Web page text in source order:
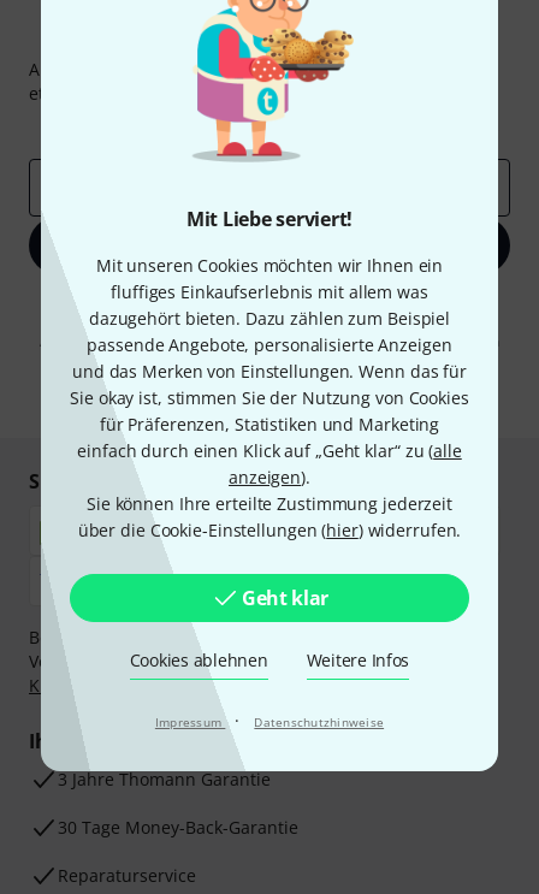
Mit Liebe serviert!
Mit unseren Cookies möchten wir Ihnen ein
fluffiges Einkaufserlebnis mit allem was
dazugehört bieten. Dazu zählen zum Beispiel
passende Angebote, personalisierte Anzeigen
und das Merken von Einstellungen. Wenn das für
Sie okay ist, stimmen Sie der Nutzung von Cookies
für Präferenzen, Statistiken und Marketing
einfach durch einen Klick auf „Geht klar“ zu (alle
anzeigen).
Sie können Ihre erteilte Zustimmung jederzeit
über die Cookie-Einstellungen (hier) widerrufen.
Geht klar
Cookies ablehnen Weitere Infos
Impressum · Datenschutzhinweise
Thomann Newsletter
Abonniere den Thomann Newsletter und gewinne mit
etwas Glück einen von
50 Gutscheinen
Inspirierende Beiträge
Deals
Mit Klick auf „Jetzt anmelden“ stimmen Sie dem Erhalt von E-Mail-
Werbung und einer Messung des E-Mail-Nutzungsverhaltens zu. Die
Abmeldung ist jederzeit möglich. Weitere Informationen finden Sie in
unseren
Datenschutzhinweisen
* Pflichtfeld
Sicher einkaufen & bezahlen
Bezahlen Sie vertraulich und sicher per Nachnahme,
Vorkasse, PayPal, Amazon Pay,
Klarna Sofort bezahlen
Klarna Ratenzahlungoder Kreditkarte.
Ihre Vorteile
3 Jahre Thomann Garantie
30 Tage Money-Back-Garantie
Reparaturservice